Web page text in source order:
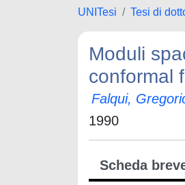
UNITesi Tesi di
Moduli
conformal
Falqui,
1990
Scheda